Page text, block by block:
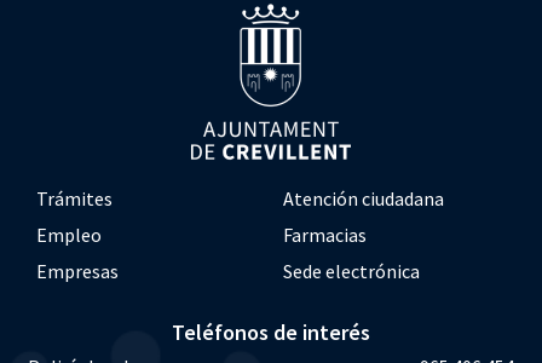
Trámites
Atención ciudadana
Empleo
Farmacias
Empresas
Sede electrónica
Teléfonos de interés